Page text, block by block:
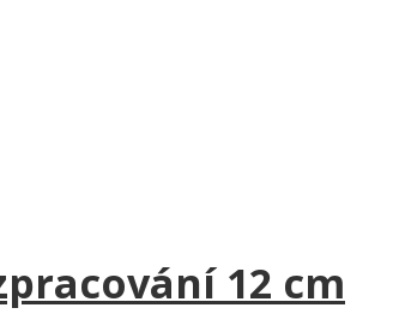
12 cm